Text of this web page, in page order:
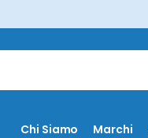
Chi Siamo Marchi